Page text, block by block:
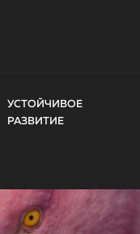
УСТОЙЧИВОЕ
РАЗВИТИЕ